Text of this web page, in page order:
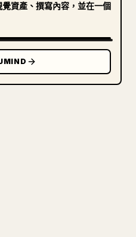
資產、撰寫內容，並在一個